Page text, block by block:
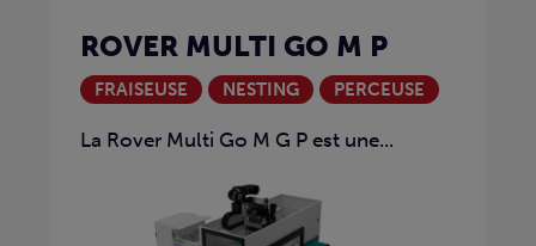
ROVER MULTI GO M P
FRAISEUSE NESTING PERCEUSE
La Rover Multi Go M G P est une...